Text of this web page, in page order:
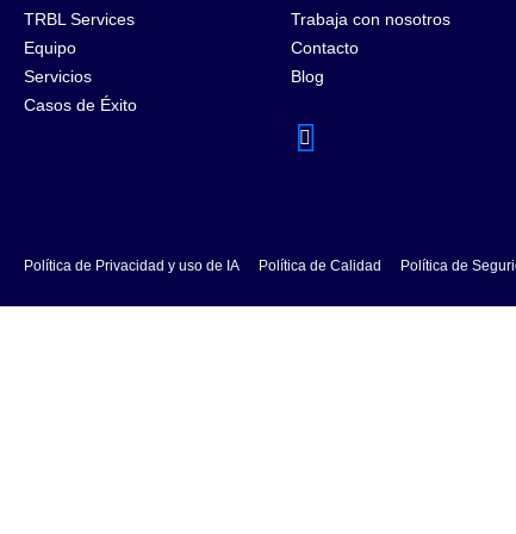
TRBL Services
Equipo
Servicios
Casos de Éxito
Trabaja con nosotros
Contacto
Blog
Política de Privacidad y uso de IA Política de Calidad Política de